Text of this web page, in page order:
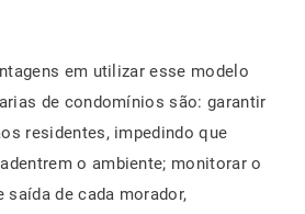
em utilizar esse modelo
de condomínios são: garantir
residentes, impedindo que
o ambiente; monitorar o
saída de cada morador,